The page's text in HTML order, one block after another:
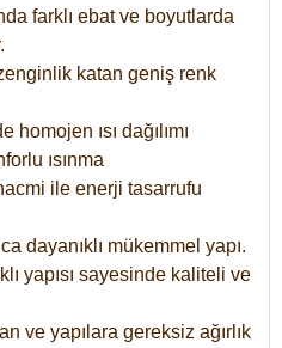
farklı ebat ve boyutlarda
katan geniş renk
homojen ısı dağılımı
ısınma
ile enerji tasarrufu
dayanıklı mükemmel yapı.
yapısı sayesinde kaliteli ve
ve yapılara gereksiz ağırlık